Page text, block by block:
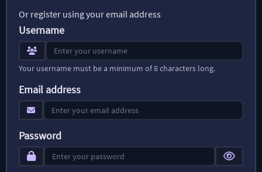
Or register using your email address
Username
Your username must be a minimum of 8 characters long.
Email address
Password